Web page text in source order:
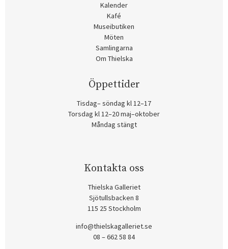
Kalender
Kafé
Museibutiken
Möten
Samlingarna
Om Thielska
Öppettider
Tisdag– söndag kl 12–17
Torsdag kl 12–20 maj–oktober
Måndag stängt
Kontakta oss
Thielska Galleriet
Sjötullsbacken 8
115 25 Stockholm
info@thielskagalleriet.se
08 – 662 58 84